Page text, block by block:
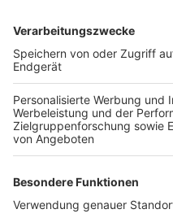
jetzt Fahndungsplakate
gestohlenen
Werbeaufkleber. Am
den Geldtransporter
versucht, ins Innere zu
etliche Schüsse auf den
flüchteten ohne Beute.
Anzeige